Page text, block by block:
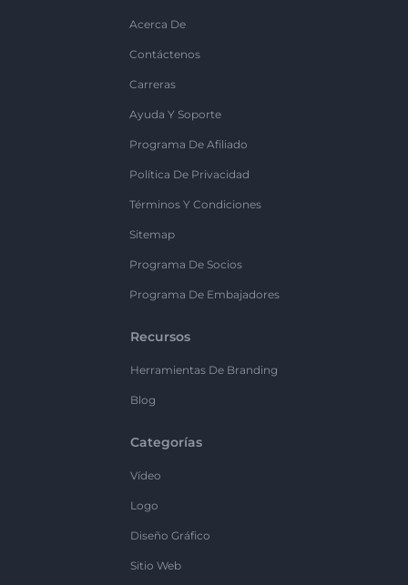
Acerca De
Contáctenos
Carreras
Ayuda Y Soporte
Programa De Afiliado
Política De Privacidad
Términos Y Condiciones
Sitemap
Programa De Socios
Programa De Embajadores
Recursos
Herramientas De Branding
Blog
Categorías
Vídeo
Logo
Diseño Gráfico
Sitio Web